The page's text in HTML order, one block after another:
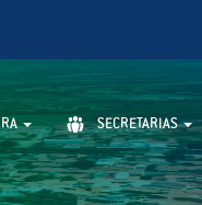
SECRETARIAS